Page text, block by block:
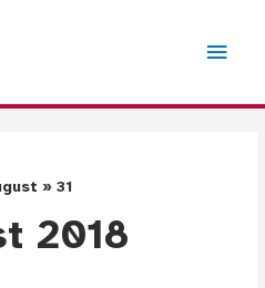
31
2018